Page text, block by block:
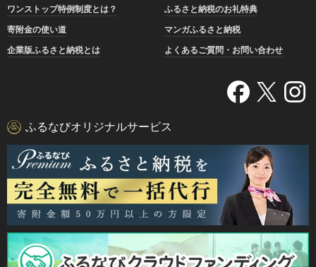
ワンストップ特例制度とは？
ふるさと納税のお礼特典
寄附金の使い道
マンガふるさと納税
企業版ふるさと納税とは
よくあるご質問・お問い合わせ
ふるなびオリジナルサービス